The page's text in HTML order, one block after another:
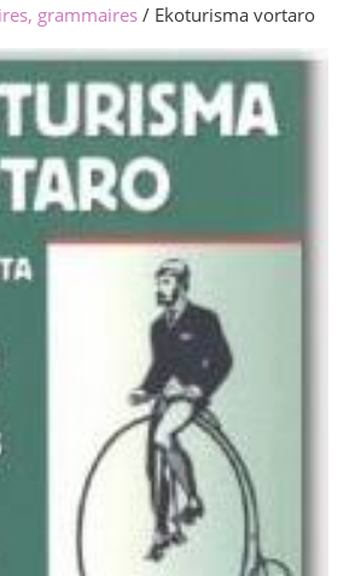
grammaires/ Ekoturisma vortaro